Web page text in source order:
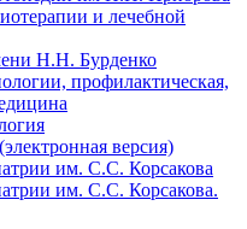
и лечебной
Н.Н. Бурденко
профилактическая,
версия)
им. С.С. Корсакова
им. С.С. Корсакова.